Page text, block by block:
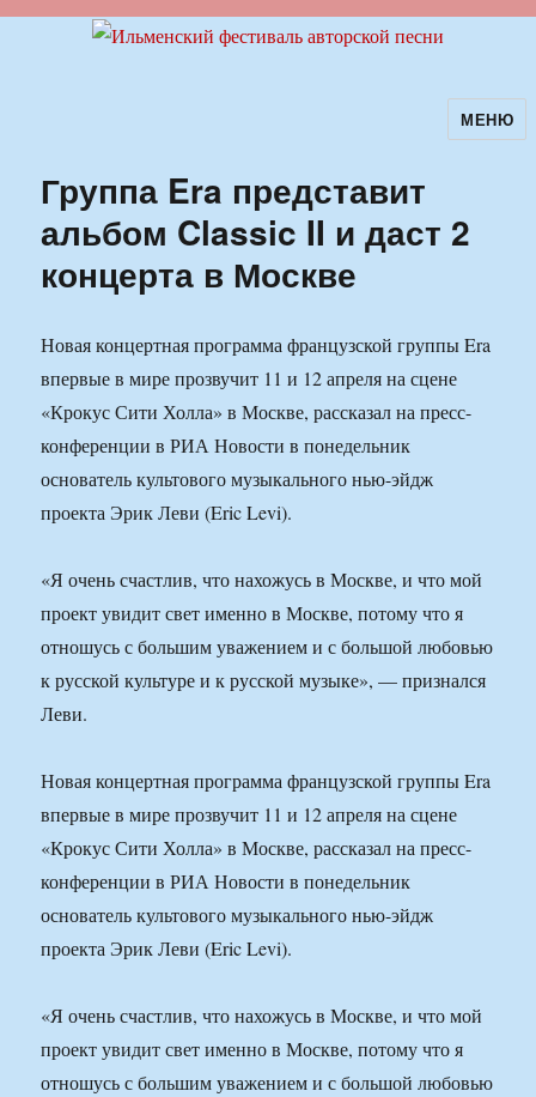
Ильменский фестиваль авторскойМЕНЮ
Группа Era представит
альбом Classic II и даст 2
концерта в Москве
Новая концертная программа французской группы Era
впервые в мире прозвучит 11 и 12 апреля на сцене
«Крокус Сити Холла» в Москве, рассказал на пресс-
конференции в РИА Новости в понедельник
основатель культового музыкального нью-эйдж
проекта Эрик Леви (Eric Levi).
«Я очень счастлив, что нахожусь в Москве, и что мой
проект увидит свет именно в Москве, потому что я
отношусь с большим уважением и с большой любовью
к русской культуре и к русской музыке», — признался
Леви.
Новая концертная программа французской группы Era
впервые в мире прозвучит 11 и 12 апреля на сцене
«Крокус Сити Холла» в Москве, рассказал на пресс-
конференции в РИА Новости в понедельник
основатель культового музыкального нью-эйдж
проекта Эрик Леви (Eric Levi).
«Я очень счастлив, что нахожусь в Москве, и что мой
проект увидит свет именно в Москве, потому что я
отношусь с большим уважением и с большой любовью